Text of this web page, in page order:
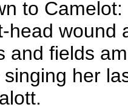
to Camelot:
head wound
and fields
her